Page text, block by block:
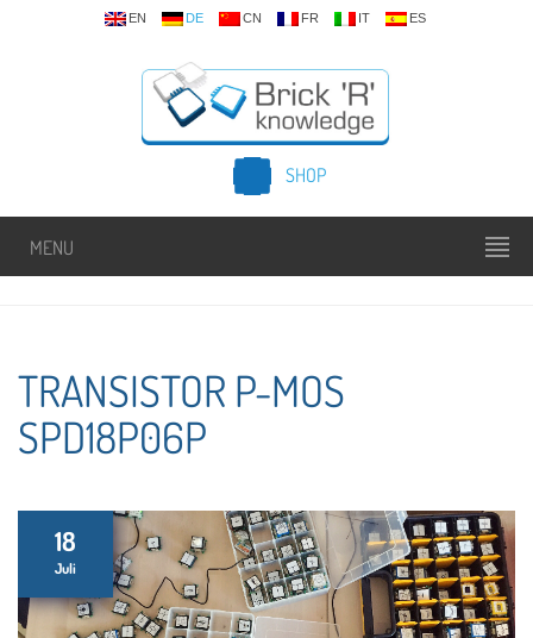
EN DE CN FR IT ES
SHOP
MENU
TRANSISTOR P-MOS
SPD18P06P
18
Juli